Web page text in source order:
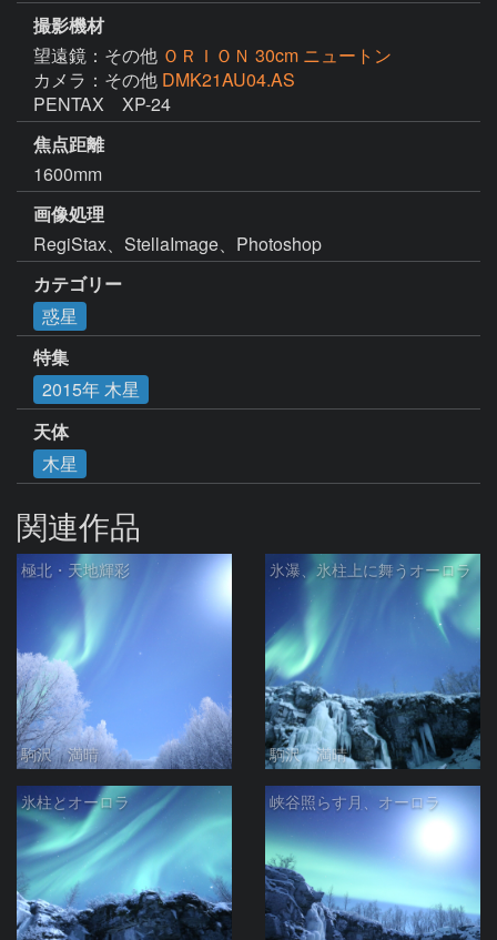
撮影機材
望遠鏡：その他 ＯＲＩＯＮ 30cm ニュートン
カメラ：その他 DMK21AU04.AS
PENTAX　XP-24
焦点距離
1600mm
画像処理
RegiStax、StellaImage、Photoshop
カテゴリー
惑星
特集
2015年 木星
天体
木星
関連作品
極北・天地輝彩
駒沢 満晴
氷瀑、氷柱上に舞うオーロラ
駒沢 満晴
氷柱とオーロラ 峡谷照らす月、オーロラ